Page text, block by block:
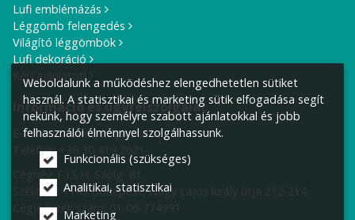
Lufi emblémázás
Léggömb felengedés
Világító léggömbök
Lufi dekoráció
Kérj ajánlatot!
Információ és ügyfélszolgálat
E-mail cím:info@lufiposta.hu
Telefon:+36 30 419 2621
Cégnév: F.I.S.H. Szolg. Bt.
Székhely: 1149 Budapest, Nagy Lajos király útja 212-214.
Cégjegyzék szám: 01-06-774991
Weboldalunk a működéshez elengedhetetlen sütiket
használ. A statisztikai és marketing sütik elfogadása segít
nekünk, hogy személyre szabott ajánlatokkal és jobb
felhasználói élménnyel szolgálhassunk.
Funkcionális (szükséges)
Analitikai, statisztikai
Marketing